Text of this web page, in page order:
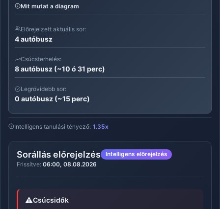
Mit mutat a diagram
Előrejelzett aktuális sor:
4 autóbusz
Csúcsterhelés:
8 autóbusz (~10 ó 31 perc)
Legrövidebb sor:
0 autóbusz (~15 perc)
Intelligens tanulási tényező: 1.35x
Sorállás előrejelzés
Intelligens előrejelzés
Frissítve: 06:00, 08.08.2026
⚠️Csúcsidők